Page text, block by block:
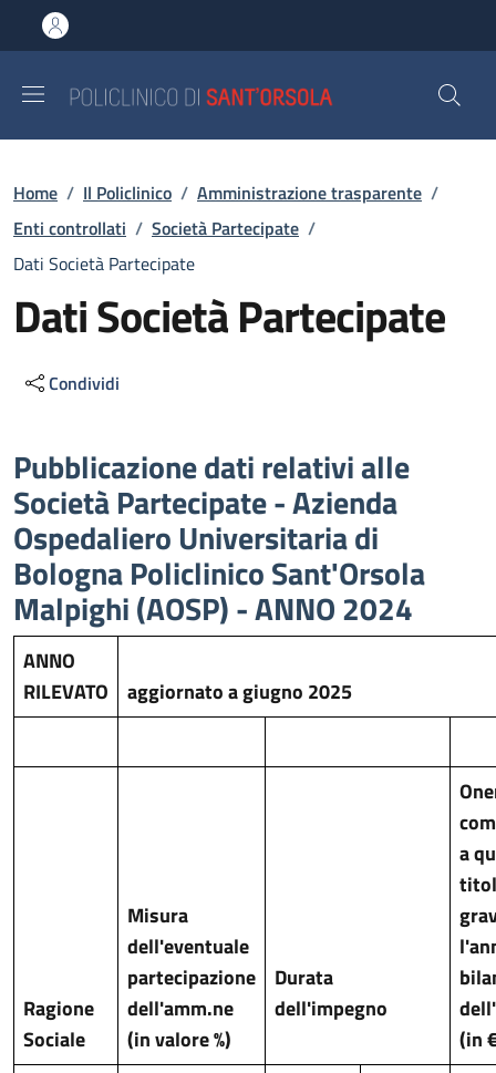
al contenuto principale
to footer content
Briciole di pane
Home / Il Policlinico / Amministrazione trasparente /
Enti controllati / Società Partecipate /
Dati Società Partecipate
Dati Società Partecipate
Condividi
Descrizione
Pubblicazione dati relativi alle
Società Partecipate - Azienda
Ospedaliero Universitaria di
Bologna Policlinico Sant'Orsola
Malpighi (AOSP) - ANNO 2024
ANNO
RILEVATO
aggiornato a giugno 2025
Ragione
Sociale
Misura
dell'eventuale
partecipazione
dell'amm.ne
(in valore %)
Durata
dell'impegno
a
(in